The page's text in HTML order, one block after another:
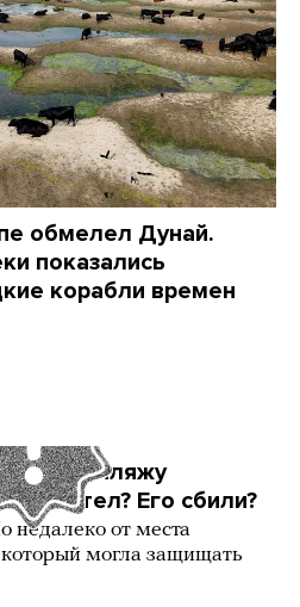
обмелел Дунай.
показались
корабли времен
по пляжу
он летел? Его сбили?
недалеко от места
могла защищать